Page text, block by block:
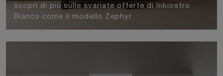
scopri di più sulle svariate offerte di Inkiostro
Bianco come il modello Zephyr.